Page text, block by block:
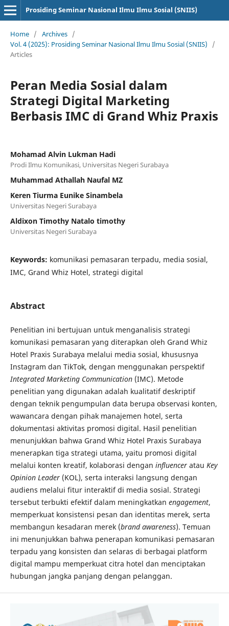
Prosiding Seminar Nasional Ilmu Ilmu Sosial (SNIIS)
Home / Archives /
Vol. 4 (2025): Prosiding Seminar Nasional Ilmu Ilmu Sosial (SNIIS)
/
Articles
Peran Media Sosial dalam
Strategi Digital Marketing
Berbasis IMC di Grand Whiz Praxis
Mohamad Alvin Lukman Hadi
Prodi Ilmu Komunikasi, Universitas Negeri Surabaya
Muhammad Athallah Naufal MZ
Keren Tiurma Eunike Sinambela
Universitas Negeri Surabaya
Aldixon Timothy Natalo timothy
Universitas Negeri Surabaya
Keywords: komunikasi pemasaran terpadu, media sosial,
IMC, Grand Whiz Hotel, strategi digital
Abstract
Penelitian ini bertujuan untuk menganalisis strategi
komunikasi pemasaran yang diterapkan oleh Grand Whiz
Hotel Praxis Surabaya melalui media sosial, khususnya
Instagram dan TikTok, dengan menggunakan perspektif
Integrated Marketing Communication(IMC). Metode
penelitian yang digunakan adalah kualitatif deskriptif
dengan teknik pengumpulan data berupa observasi konten,
wawancara dengan pihak manajemen hotel, serta
dokumentasi aktivitas promosi digital. Hasil penelitian
menunjukkan bahwa Grand Whiz Hotel Praxis Surabaya
menerapkan tiga strategi utama, yaitu promosi digital
melalui konten kreatif, kolaborasi dengan influenceratau Key
Opinion Leader(KOL), serta interaksi langsung dengan
audiens melalui fitur interaktif di media sosial. Strategi
tersebut terbukti efektif dalam meningkatkan engagement,
memperkuat konsistensi pesan dan identitas merek, serta
membangun kesadaran merek (brand awareness). Temuan
ini menunjukkan bahwa penerapan komunikasi pemasaran
terpadu yang konsisten dan selaras di berbagai platform
digital mampu memperkuat citra hotel dan menciptakan
hubungan jangka panjang dengan pelanggan.